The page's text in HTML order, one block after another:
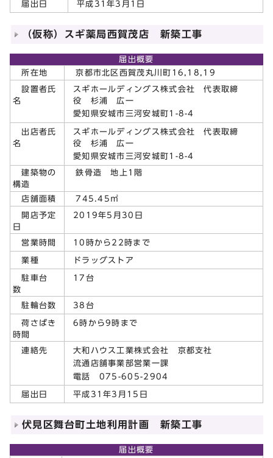
届出日 平成31年3月1日
（仮称）スギ薬局西賀茂店 新築工事
届出概要
所在地
京都市北区西賀茂丸川町16,18,19
設置者氏
名
スギホールディングス株式会社 代表取締
役 杉浦 広一
愛知県安城市三河安城町1-8-4
出店者氏
名
スギホールディングス株式会社 代表取締
役 杉浦 広一
愛知県安城市三河安城町1-8-4
建築物の
構造
鉄骨造 地上1階
店舗面積 745.45㎡
開店予定
日
2019年5月30日
営業時間 10時から22時まで
業種 ドラッグストア
駐車台
数
17台
駐輪台数 38台
荷さばき
時間
6時から9時まで
連絡先
大和ハウス工業株式会社 京都支社
流通店舗事業部営業一課
電話 075-605-2904
届出日 平成31年3月15日
伏見区舞台町土地利用計画 新築工事
届出概要